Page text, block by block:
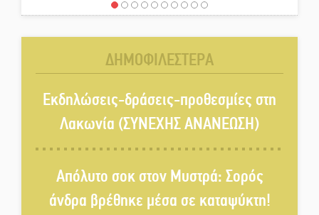
Παγιώνεται δημοσκοπικά ο…
«Κεραυνοί» Μιχαλακάκου για
την ύδρευση στη Μάνη
Παρουσιάστηκε το βιβλίο
«Νεαπολίτικα καρετομωράκια»
στη Νεάπολη
ΔΗΜΟΦΙΛΕΣΤΕΡΑ
Εκδηλώσεις-δράσεις-προθεσμίες στη
Λακωνία (ΣΥΝΕΧΗΣ ΑΝΑΝΕΩΣΗ)
Απόλυτο σοκ στον Μυστρά: Σορός
άνδρα βρέθηκε μέσα σε καταψύκτη!